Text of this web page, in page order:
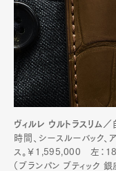
Pen
ヴィルレ ウルトラスリム／
時間、シースルーバック、
ス。￥1,595,000 左：
（ブランパン ブティック 銀